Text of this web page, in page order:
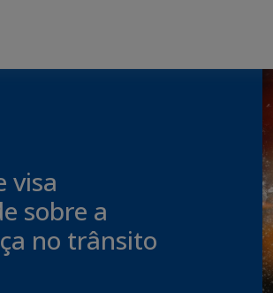
visa
sobre a
no trânsito